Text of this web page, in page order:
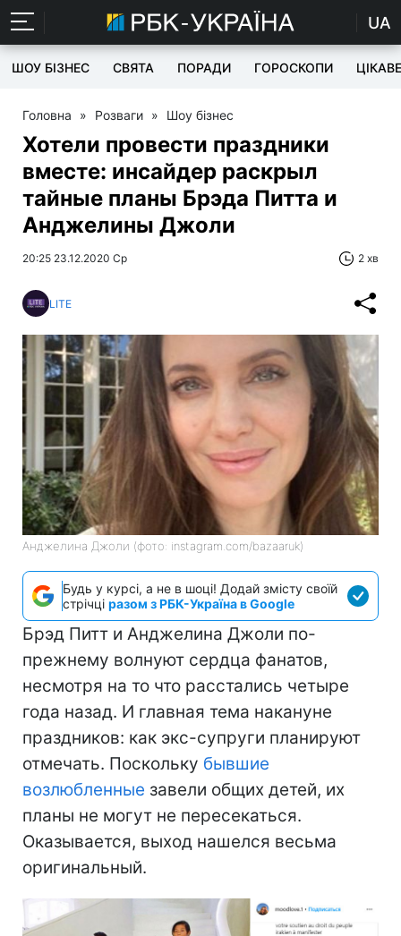
UA
ШОУ БІЗНЕС СВЯТА ПОРАДИ ГОРОСКОПИ ЦІКАВЕ
Головна » Розваги » Шоу бізнес
Хотели провести праздники
вместе: инсайдер раскрыл
тайные планы Брэда Питта и
Анджелины Джоли
20:25 23.12.2020 Ср 2 хв
LITE
Анджелина Джоли (фото: instagram.com/bazaaruk)
Будь у курсі, а не в шоці! Додай змісту своїй
стрічці разом з РБК-Україна в Google
Брэд Питт и Анджелина Джоли по-
прежнему волнуют сердца фанатов,
несмотря на то что расстались четыре
года назад. И главная тема накануне
праздников: как экс-супруги планируют
отмечать. Поскольку бывшие
возлюбленные завели общих детей, их
планы не могут не пересекаться.
Оказывается, выход нашелся весьма
оригинальный.